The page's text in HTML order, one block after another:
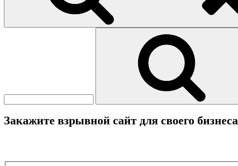
Закажите взрывной сайт для своего бизнеса